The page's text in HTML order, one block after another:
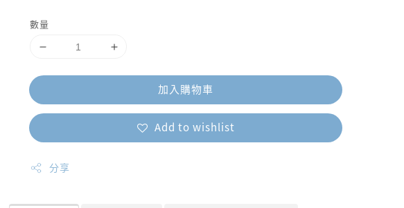
數量
加入購物車
Add to wishlist
分享